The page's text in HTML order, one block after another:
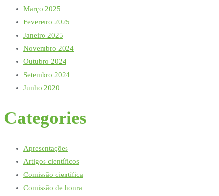
Março 2025
Fevereiro 2025
Janeiro 2025
Novembro 2024
Outubro 2024
Setembro 2024
Junho 2020
Categories
Apresentações
Artigos científicos
Comissão científica
Comissão de honra